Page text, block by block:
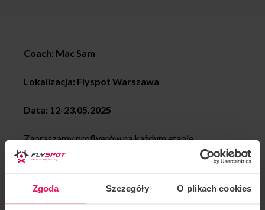
Zgoda Szczegóły O plikach cookies
Coach: Mac Sam
Lokalizacja: Flyspot Warszawa
Data: 12-23.05.2025
Zapraszamy proflyerów na każdym etapie
zaawansowania.
Coaching dynamiczny i statyczny. Wszystkie sesje